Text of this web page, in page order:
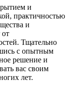
и
практичностью
и
от
Тщательно
с опытным
решение и
вас своим
лет.